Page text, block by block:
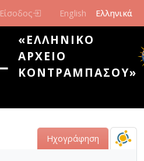
Είσοδος English Ελληνικά
«ΕΛΛΗΝΙΚΌ
ΑΡΧΕΊΟ
ΚΟΝΤΡΑΜΠΆΣΟΥ»
Ηχογράφηση